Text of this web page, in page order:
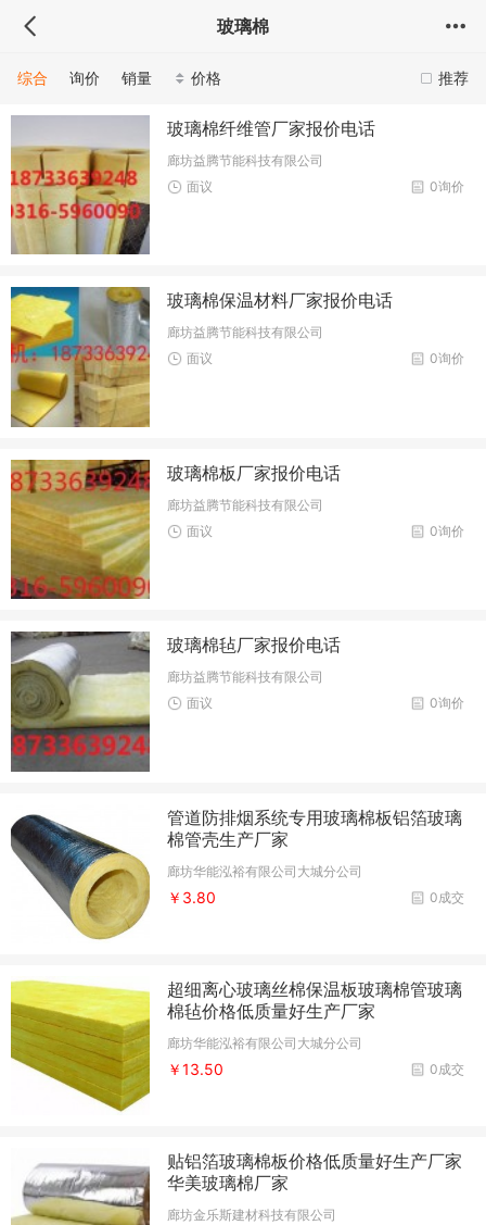
玻璃棉
推荐
综合 询价 销量 价格
玻璃棉纤维管厂家报价电话
廊坊益腾节能科技有限公司
0询价
面议
玻璃棉保温材料厂家报价电话
廊坊益腾节能科技有限公司
0询价
面议
玻璃棉板厂家报价电话
廊坊益腾节能科技有限公司
0询价
面议
玻璃棉毡厂家报价电话
廊坊益腾节能科技有限公司
0询价
面议
管道防排烟系统专用玻璃棉板铝箔玻璃
棉管壳生产厂家
廊坊华能泓裕有限公司大城分公司
0成交
￥3.80
超细离心玻璃丝棉保温板玻璃棉管玻璃
棉毡价格低质量好生产厂家
廊坊华能泓裕有限公司大城分公司
0成交
￥13.50
贴铝箔玻璃棉板价格低质量好生产厂家
华美玻璃棉厂家
廊坊金乐斯建材科技有限公司